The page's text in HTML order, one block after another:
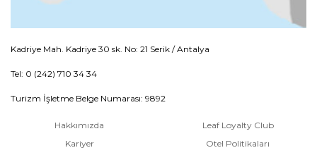
Kadriye Mah. Kadriye 30 sk. No: 21 Serik / Antalya
Tel: 0 (242) 710 34 34
Turizm İşletme Belge Numarası: 9892
Hakkımızda
Kariyer
Leaf Loyalty Club
Otel Politikaları